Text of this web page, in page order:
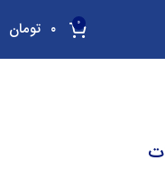
0 ۰ تومان